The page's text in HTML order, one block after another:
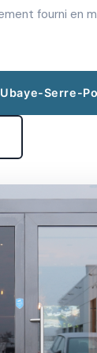
fourni en
Serre-